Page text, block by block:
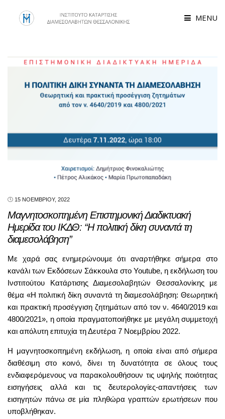
MENU
15 ΝΟΕΜΒΡΊΟΥ, 2022
Μαγνητοσκοπημένη Επιστημονική Διαδικτυακή
Ημερίδα του ΙΚΔΘ: “Η πολιτική δίκη συναντά τη
διαμεσολάβηση”
Με χαρά σας ενημερώνουμε ότι αναρτήθηκε σήμερα στο
κανάλι των Εκδόσεων Σάκκουλα στο Youtube, η εκδήλωση του
Ινστιτούτου Κατάρτισης Διαμεσολαβητών Θεσσαλονίκης με
θέμα «Η πολιτική δίκη συναντά τη διαμεσολάβηση: Θεωρητική
και πρακτική προσέγγιση ζητημάτων από τον ν. 4640/2019 και
4800/2021», η οποία πραγματοποιήθηκε με μεγάλη συμμετοχή
και απόλυτη επιτυχία τη Δευτέρα 7 Νοεμβρίου 2022.
Η μαγνητοσκοπημένη εκδήλωση, η οποία είναι από σήμερα
διαθέσιμη στο κοινό, δίνει τη δυνατότητα σε όλους τους
ενδιαφερόμενους να παρακολουθήσουν τις υψηλής ποιότητας
εισηγήσεις αλλά και τις δευτερολογίες-απαντήσεις των
εισηγητών πάνω σε μία πληθώρα γραπτών ερωτήσεων που
υποβλήθηκαν.